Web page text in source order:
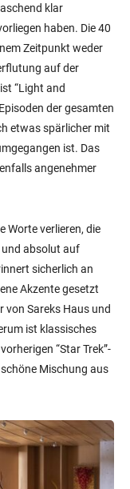
klar
haben. Die 40
Zeitpunkt weder
auf der
“Light and
der gesamten
etwas spärlicher mit
ist. Das
angenehmer
Worte verlieren, die
absolut auf
sicherlich an
Akzente gesetzt
von Sareks Haus und
ist klassisches
“Star Trek”-
Mischung aus